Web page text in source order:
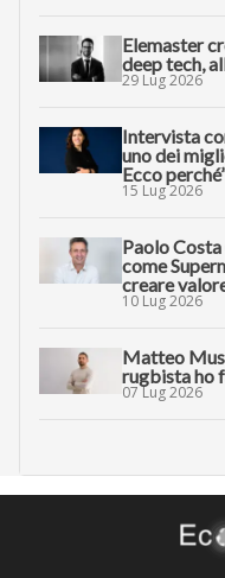
Elemaster
deep tech,
29 Lug 2026
Intervista
uno dei
Ecco
15 Lug 2026
Paolo
come
creare
10 Lug 2026
Matteo
rugbista ho
07 Lug 2026